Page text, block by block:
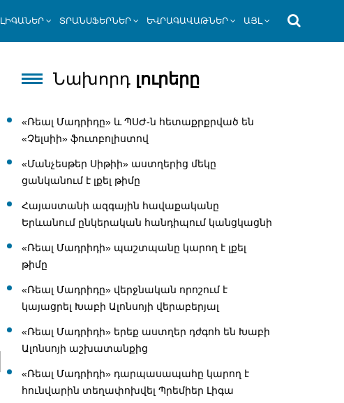
ԼԻԳԱՆԵՐ ՏՐԱՆՍՖԵՐՆԵՐ ԵՎՐԱԳԱՎԱԹՆԵՐ ԱՅԼ
Նախորդ լուրերը
«Ռեալ Մադրիդը» և ՊՍԺ-ն հետաքրքրված են
«Չելսիի» ֆուտբոլիստով
«Մանչեսթեր Սիթիի» աստղերից մեկը
ցանկանում է լքել թիմը
Հայաստանի ազգային հավաքականը
Երևանում ընկերական հանդիպում կանցկացնի
«Ռեալ Մադրիդի» պաշտպանը կարող է լքել
թիմը
«Ռեալ Մադրիդը» վերջնական որոշում է
կայացրել Խաբի Ալոնսոյի վերաբերյալ
«Ռեալ Մադրիդի» երեք աստղեր դժգոհ են Խաբի
Ալոնսոյի աշխատանքից
«Ռեալ Մադրիդի» դարպասապահը կարող է
հունվարին տեղափոխվել Պրեմիեր Լիգա